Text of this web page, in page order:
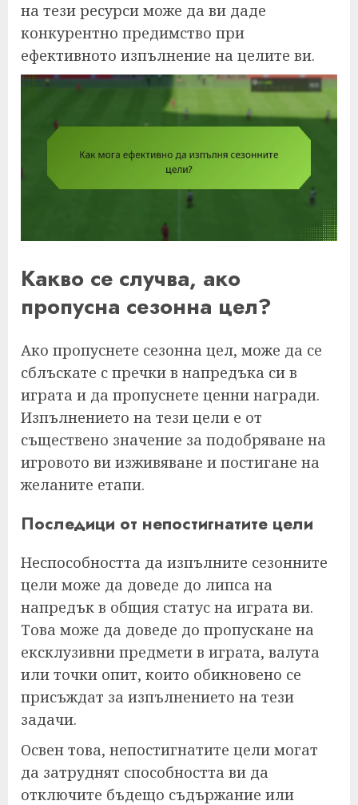
на тези ресурси може да ви даде
конкурентно предимство при
ефективното изпълнение на целите ви.
Какво се случва, ако
пропусна сезонна цел?
Ако пропуснете сезонна цел, може да се
сблъскате с пречки в напредъка си в
играта и да пропуснете ценни награди.
Изпълнението на тези цели е от
съществено значение за подобряване на
игровото ви изживяване и постигане на
желаните етапи.
Последици от непостигнатите цели
Неспособността да изпълните сезонните
цели може да доведе до липса на
напредък в общия статус на играта ви.
Това може да доведе до пропускане на
ексклузивни предмети в играта, валута
или точки опит, които обикновено се
присъждат за изпълнението на тези
задачи.
Освен това, непостигнатите цели могат
да затруднят способността ви да
отключите бъдещо съдържание или